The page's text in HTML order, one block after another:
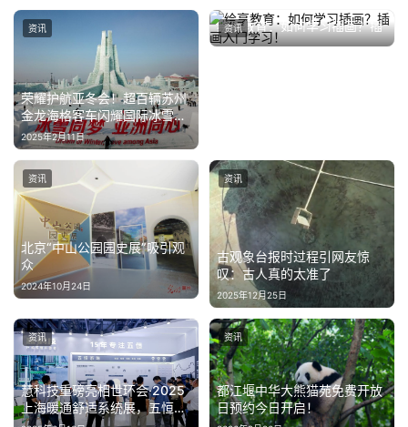
新
能
荣耀护航亚冬会！超百辆苏州
金龙海格客车闪耀国际冰雪盛
宴
2025年2月11日
资讯
绘享教育：如何学习插画？插
画入门学习！
2025年1月14日
资讯
北京“中山公园园史展”吸引观
众
2024年10月24日
资讯
古观象台报时过程引网友惊
叹：古人真的太准了
2025年12月25日
资讯
慧科技重磅亮相世环会·2025
上海暖通舒适系统展，五恒全
资讯
都江堰中华大熊猫苑免费开放
日预约今日开启！
资讯